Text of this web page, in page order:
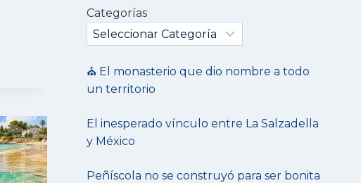
Categorías
⛪ El monasterio que dio nombre a todo
un territorio
El inesperado vínculo entre La Salzadella
y México
Peñíscola no se construyó para ser bonita